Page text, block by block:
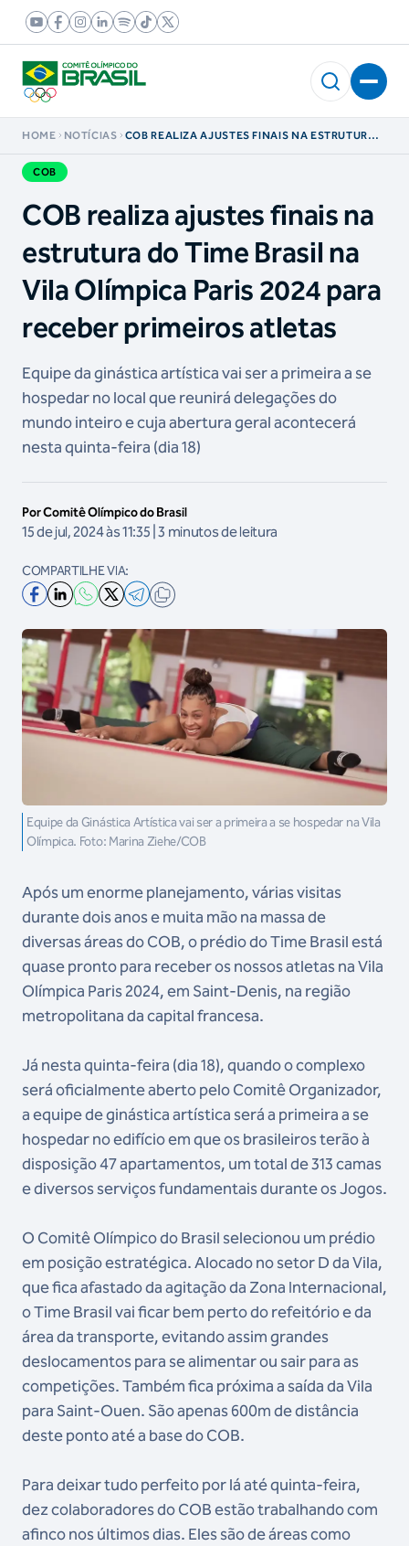
HOME NOTÍCIAS
COB REALIZA AJUSTES FINAIS NA ESTRUTURA
COB
COB realiza ajustes finais na
estrutura do Time Brasil na
Vila Olímpica Paris 2024 para
receber primeiros atletas
Equipe da ginástica artística vai ser a primeira a se
hospedar no local que reunirá delegações do
mundo inteiro e cuja abertura geral acontecerá
nesta quinta-feira (dia 18)
Por Comitê Olímpico do Brasil
15 de jul, 2024 às 11:35 | 3 minutos de leitura
COMPARTILHE VIA:
Equipe da Ginástica Artística vai ser a primeira a se hospedar na Vila
Olímpica. Foto: Marina Ziehe/COB
Após um enorme planejamento, várias visitas
durante dois anos e muita mão na massa de
diversas áreas do COB, o prédio do Time Brasil está
quase pronto para receber os nossos atletas na Vila
Olímpica Paris 2024, em Saint-Denis, na região
metropolitana da capital francesa.
Já nesta quinta-feira (dia 18), quando o complexo
será oficialmente aberto pelo Comitê Organizador,
a equipe de ginástica artística será a primeira a se
hospedar no edifício em que os brasileiros terão à
disposição 47 apartamentos, um total de 313 camas
e diversos serviços fundamentais durante os Jogos.
O Comitê Olímpico do Brasil selecionou um prédio
em posição estratégica. Alocado no setor D da Vila,
que fica afastado da agitação da Zona Internacional,
o Time Brasil vai ficar bem perto do refeitório e da
área da transporte, evitando assim grandes
deslocamentos para se alimentar ou sair para as
competições. Também fica próxima a saída da Vila
para Saint-Ouen. São apenas 600m de distância
deste ponto até a base do COB.
Para deixar tudo perfeito por lá até quinta-feira,
dez colaboradores do COB estão trabalhando com
afinco nos últimos dias. Eles são de áreas como